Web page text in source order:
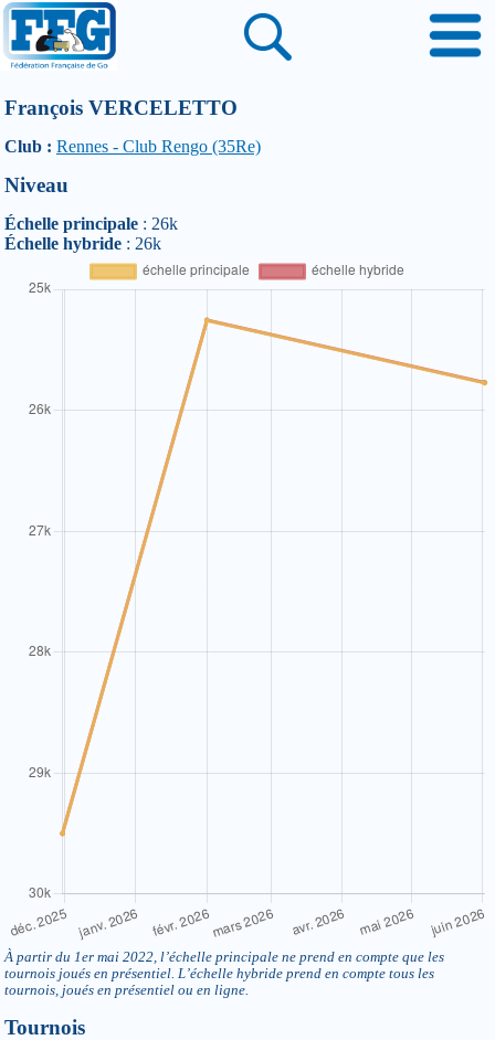
François VERCELETTO
Club : Rennes - Club Rengo (35Re)
Niveau
Échelle principale : 26k
Échelle hybride : 26k
À partir du 1er mai 2022, l’échelle principale ne prend en compte que les
tournois joués en présentiel. L’échelle hybride prend en compte tous les
tournois, joués en présentiel ou en ligne.
Tournois